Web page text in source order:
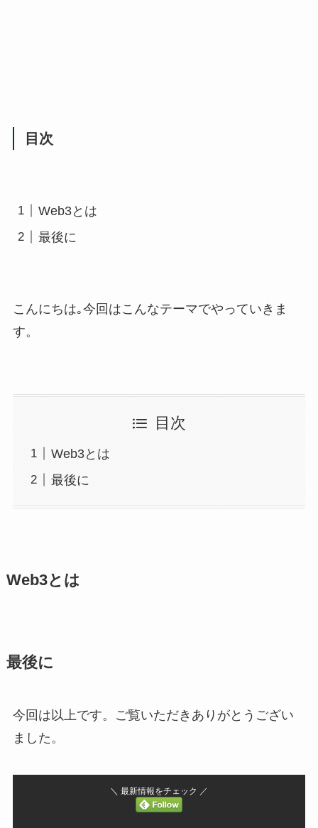
目次
Web3とは
最後に
こんにちは｡今回はこんなテーマでやっていきま
す。
目次
Web3とは
最後に
Web3とは
最後に
今回は以上です。ご覧いただきありがとうござい
ました。
＼ 最新情報をチェック ／